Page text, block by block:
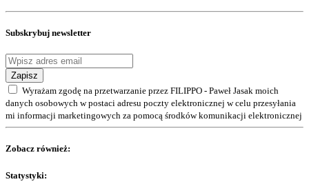
Subskrybuj newsletter
Zapisz
Wyrażam zgodę na przetwarzanie przez FILIPPO - Paweł Jasak moich
danych osobowych w postaci adresu poczty elektronicznej w celu przesyłania
mi informacji marketingowych za pomocą środków komunikacji elektronicznej
Zobacz również:
Statystyki: